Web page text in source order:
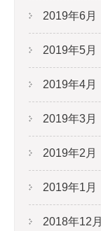
2019年6月
2019年5月
2019年4月
2019年3月
2019年2月
2019年1月
2018年12月